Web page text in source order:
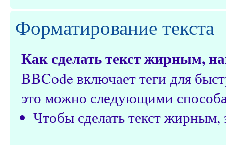
Форматирование текста
Как сделать текст жирным,
BBCode включает теги для
это можно следующими
Чтобы сделать текст жирным,